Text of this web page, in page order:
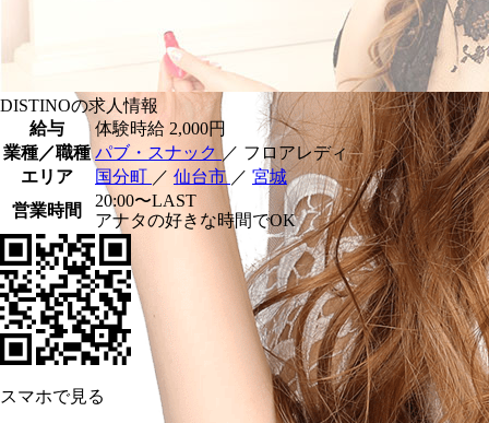
DISTINOの求人情報
給与
体験時給 2,000円
業種／職種 パブ・スナック ／ フロアレディ
エリア
国分町 ／ 仙台市 ／ 宮城
営業時間
20:00〜LAST
アナタの好きな時間でOK
スマホで見る